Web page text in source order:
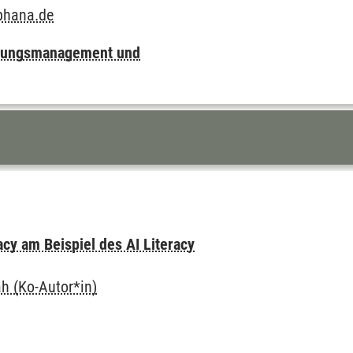
und
am Beispiel des AI Literacy
(Ko-Autor*in)